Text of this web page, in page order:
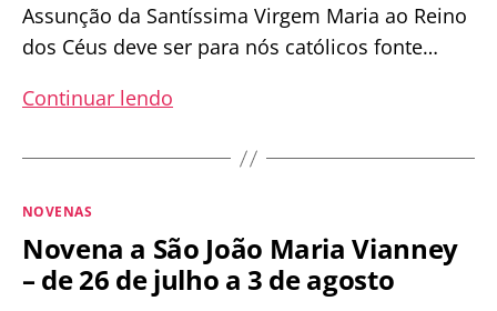
Assunção da Santíssima Virgem Maria ao Reino
dos Céus deve ser para nós católicos fonte…
Continuar lendo
Assunção
Senhora,
de
Categorias
NOVENAS
Novena a São João Maria Vianney
– de 26 de julho a 3 de agosto